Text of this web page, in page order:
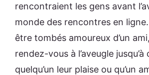
rencontraient les gens avant
monde des rencontres en
être tombés amoureux d’un
rendez-vous à l’aveugle jusqu’à
quelqu’un leur plaise ou qu’un